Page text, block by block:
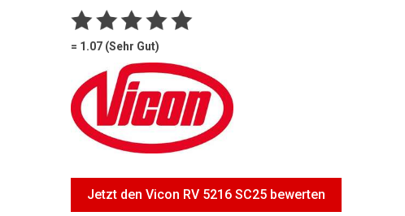
= 1.07 (Sehr Gut)
Jetzt den Vicon RV 5216 SC25 bewerten